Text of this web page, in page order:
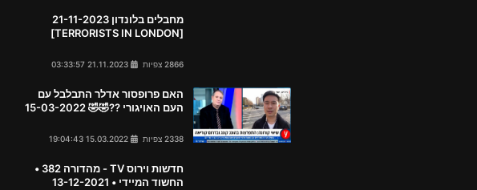
מחבלים בלונדון 21-11-2023
[TERRORISTS IN LONDON]
2866 צפיות
האם פרופסור אדלר התבלבל עם
העם האויגורי ??🤣🤣 15-03-2022
2338 צפיות
חדשות וירוס TV - מהדורה 382 •
החשוד המיידי • 13-12-2021